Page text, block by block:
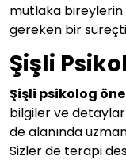
mutlaka bireylerin
gereken bir
Şişli
Şişli psikolog
bilgiler ve detaylar
de alanında
Sizler de terapi